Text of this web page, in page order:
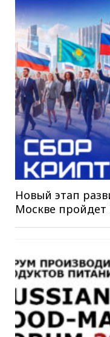
Новый этап
Москве